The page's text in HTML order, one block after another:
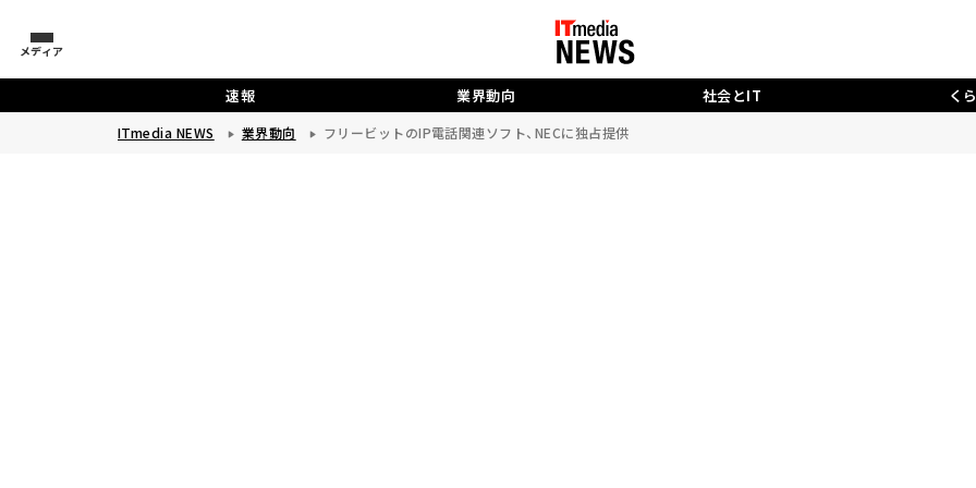
メディア
速報 業界動向 社会とIT く
ITmedia NEWS 業界動向 フリービットのIP電話関連ソフト、NECに独占提供